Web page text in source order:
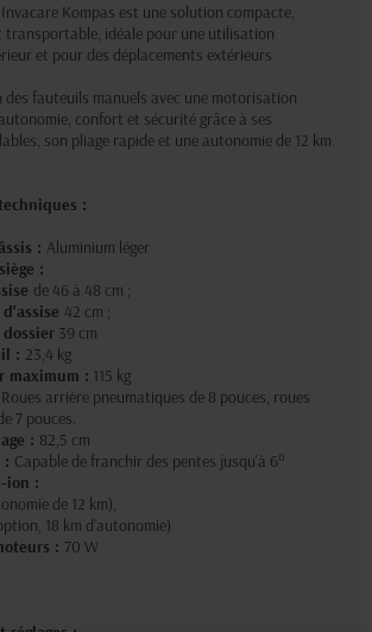
Kompas est une solution compacte,
transportable, idéale pour une utilisation
et pour des déplacements extérieurs
des fauteuils manuels avec une motorisation
confort et sécurité grâce à ses
son pliage rapide et une autonomie de 12 km.
:
: Aluminium léger
:
de 46 à 48 cm ;
42 cm ;
39 cm
: 23,4 kg
maximum : 115 kg
Roues arrière pneumatiques de 8 pouces, roues
7 pouces.
: 82,5 cm
: Capable de franchir des pentes jusqu'à 6°
ion :
de 12 km),
18 km d’autonomie)
: 70 W